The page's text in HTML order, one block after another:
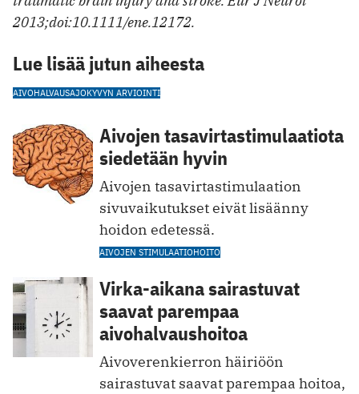
2013;doi:10.1111/ene.12172.
Lue lisää jutun aiheesta
AIVOHALVAUSAJOKYVYN ARVIOINTI
Aivojen tasavirtastimulaatiota
siedetään hyvin
Aivojen tasavirtastimulaation
sivuvaikutukset eivät lisäänny
hoidon edetessä.
AIVOJEN STIMULAATIOHOITO
Virka-aikana sairastuvat
saavat parempaa
aivohalvaushoitoa
Aivoverenkierron häiriöön
sairastuvat saavat parempaa hoitoa,